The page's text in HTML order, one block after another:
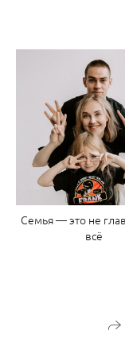
Семья — это не
всё